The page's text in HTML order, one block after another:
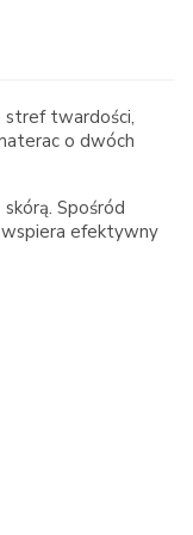
stref twardości,
o dwóch
Spośród
wspiera efektywny